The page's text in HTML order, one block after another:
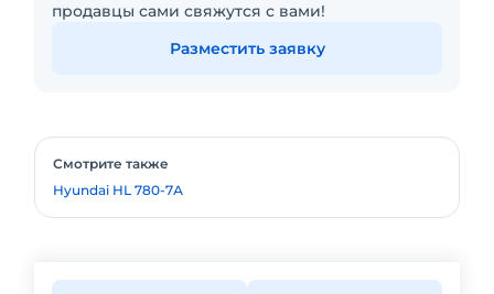
продавцы сами свяжутся с вами!
Разместить заявку
Смотрите также
Hyundai HL 780-7А